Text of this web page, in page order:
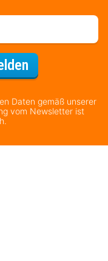
Für den
Daten gemäß unserer
vom Newsletter ist